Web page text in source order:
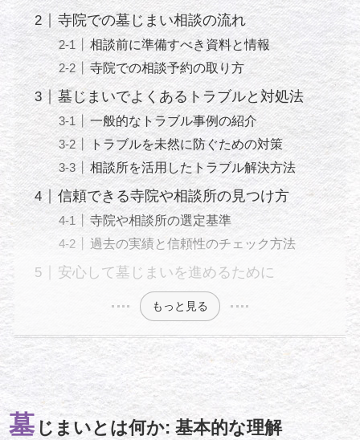
寺院での墓じまい相談の流れ
相談前に準備すべき資料と情報
寺院での相談予約の取り方
墓じまいでよくあるトラブルと対処法
一般的なトラブル事例の紹介
トラブルを未然に防ぐための対策
相談所を活用したトラブル解決方法
信頼できる寺院や相談所の見つけ方
寺院や相談所の選定基準
過去の実績と信頼性のチェック方法
安心して墓じまいを進めるために
もっと見る
墓 じまいとは何か: 基本的な理解